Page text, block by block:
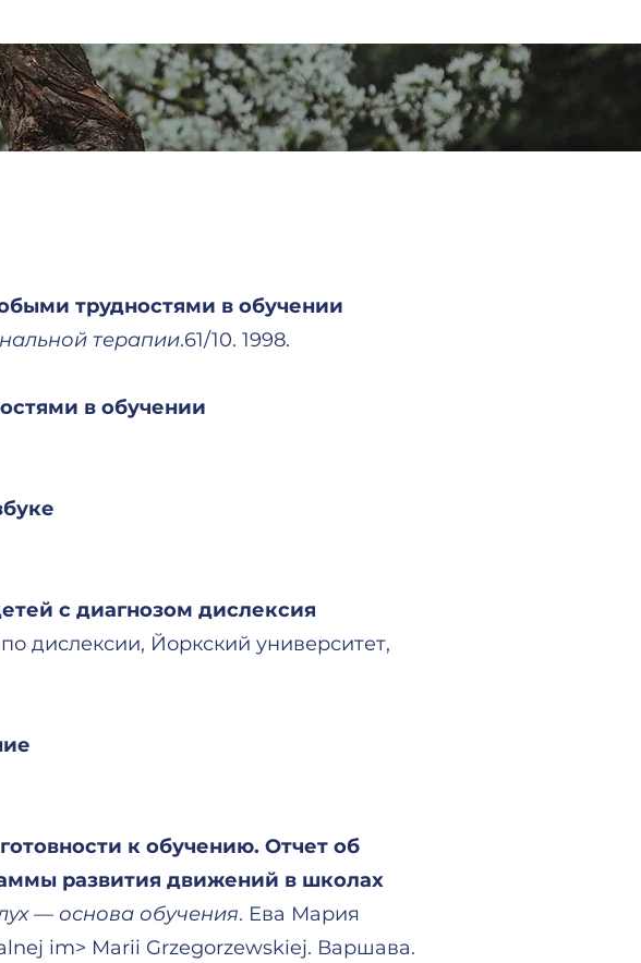
трудностями в обучении
терапии.61/10. 1998.
в обучении
с диагнозом дислексия
дислексии, Йоркский университет,
к обучению. Отчет об
развития движений в школах
— основа обучения. Ева Мария
im> Marii Grzegorzewskiej. Варшава.